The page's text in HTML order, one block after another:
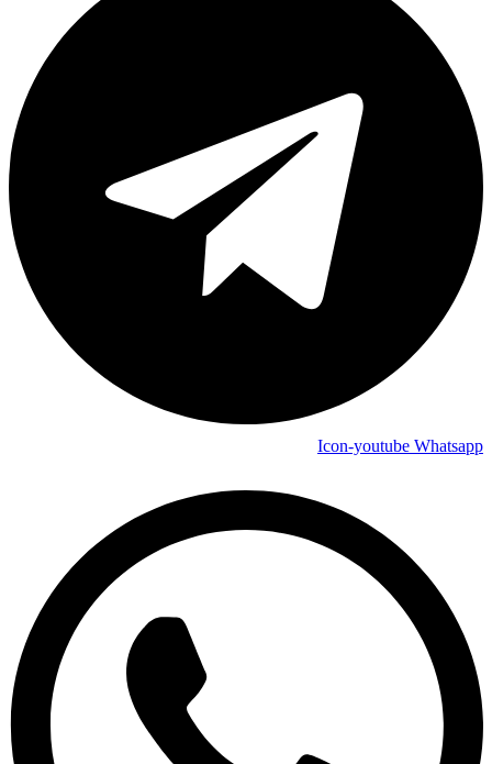
Icon-youtube Whatsapp